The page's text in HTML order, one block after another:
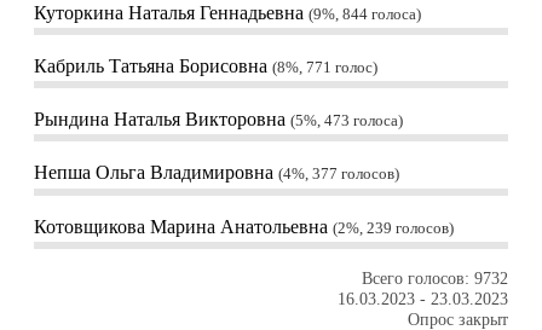
Куторкина Наталья Геннадьевна 9%, 844 голоса
Кабриль Татьяна Борисовна 8%, 771 голос
Рындина Наталья Викторовна 5%, 473 голоса
Непша Ольга Владимировна 4%, 377 голосов
Котовщикова Марина Анатольевна 2%, 239 голосов
Всего голосов: 9732
16.03.2023 - 23.03.2023
Опрос закрыт